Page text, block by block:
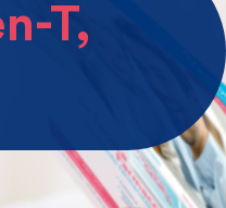
T,